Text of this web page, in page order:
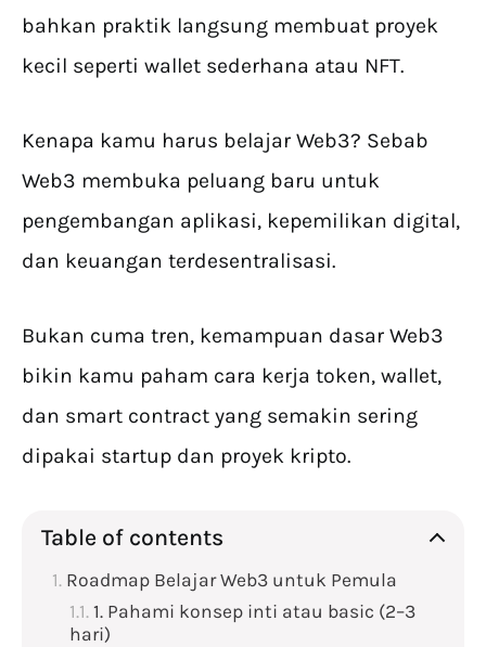
bahkan praktik langsung membuat proyek
kecil seperti wallet sederhana atau NFT.
Kenapa kamu harus belajar Web3? Sebab
Web3 membuka peluang baru untuk
pengembangan aplikasi, kepemilikan digital,
dan keuangan terdesentralisasi.
Bukan cuma tren, kemampuan dasar Web3
bikin kamu paham cara kerja token, wallet,
dan smart contract yang semakin sering
dipakai startup dan proyek kripto.
Table of contents
Roadmap Belajar Web3 untuk Pemula
1. Pahami konsep inti atau basic (2–3
hari)